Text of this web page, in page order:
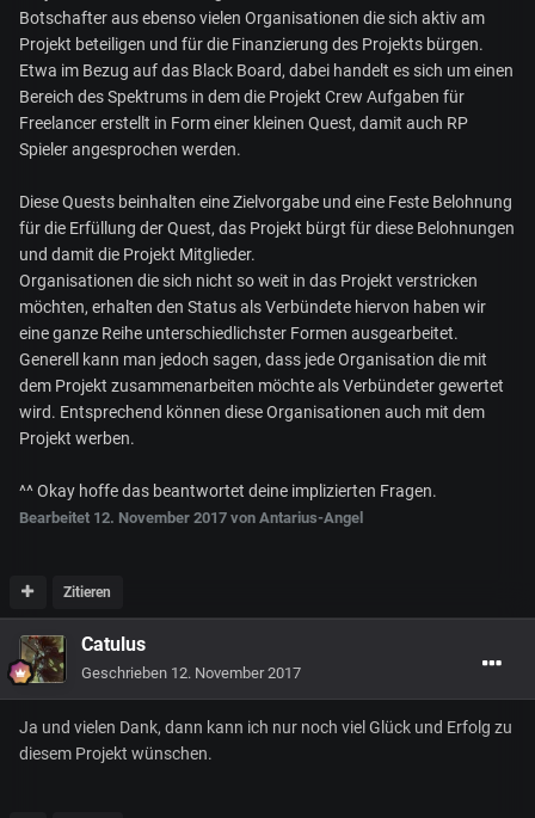
Botschafter aus ebenso vielen Organisationen die sich aktiv am
Projekt beteiligen und für die Finanzierung des Projekts bürgen.
Etwa im Bezug auf das Black Board, dabei handelt es sich um einen
Bereich des Spektrums in dem die Projekt Crew Aufgaben für
Freelancer erstellt in Form einer kleinen Quest, damit auch RP
Spieler angesprochen werden.
Diese Quests beinhalten eine Zielvorgabe und eine Feste Belohnung
für die Erfüllung der Quest, das Projekt bürgt für diese Belohnungen
und damit die Projekt Mitglieder.
Organisationen die sich nicht so weit in das Projekt verstricken
möchten, erhalten den Status als Verbündete hiervon haben wir
eine ganze Reihe unterschiedlichster Formen ausgearbeitet.
Generell kann man jedoch sagen, dass jede Organisation die mit
dem Projekt zusammenarbeiten möchte als Verbündeter gewertet
wird. Entsprechend können diese Organisationen auch mit dem
Projekt werben.
^^ Okay hoffe das beantwortet deine implizierten Fragen.
Bearbeitet 12. November 2017 von Antarius-Angel
Zitieren
Catulus
Geschrieben 12. November 2017
Ja und vielen Dank, dann kann ich nur noch viel Glück und Erfolg zu
diesem Projekt wünschen.